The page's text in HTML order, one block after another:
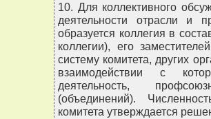
10. Для коллективного
деятельности отрасли и
образуется коллегия в
коллегии), его
систему комитета, других
взаимодействии с
деятельность,
(объединений).
комитета утверждается